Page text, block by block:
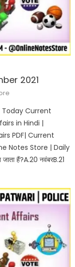
2021
Today Current
in Hindi |
PDF| Current
Notes Store | Daily
हैं?A.20 नवंबरB.21